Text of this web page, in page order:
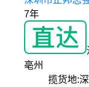
7年
亳州
揽货地: